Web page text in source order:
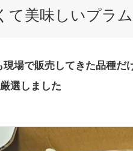
て美味しいプラ
現場で販売してきた品種だ
選しました